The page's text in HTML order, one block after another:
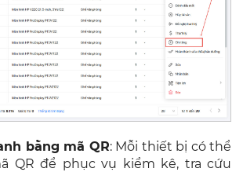
bằng mã QR: Mỗi thiết bị có thể
QR để phục vụ kiểm kê, tra cứu